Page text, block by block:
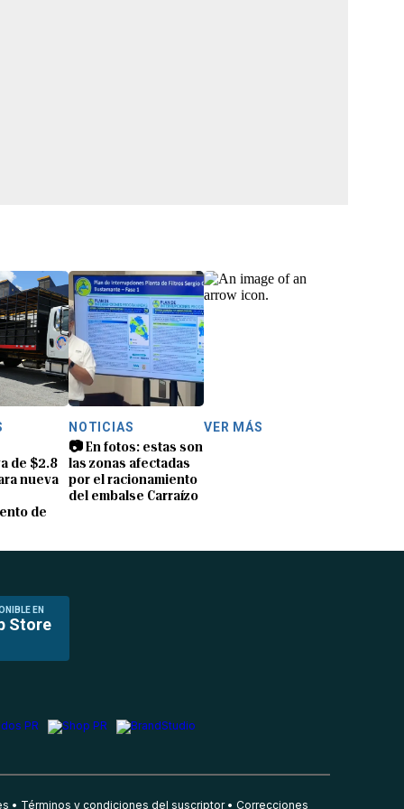
de $2.8
nueva
de
NOTICIAS
📷 En fotos: estas son
las zonas afectadas
por el racionamiento
del embalse Carraízo
VER MÁS
EN
Store
Términos y condiciones del suscriptor Correcciones